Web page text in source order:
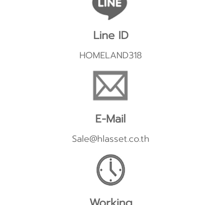
Line ID
HOMELAND318
E-Mail
Sale@hlasset.co.th